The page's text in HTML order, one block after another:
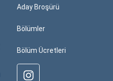
Aday Broşürü
Bölümler
Bölüm Ücretleri